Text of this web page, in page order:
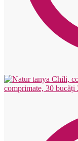
comprimate, 30 bucăți